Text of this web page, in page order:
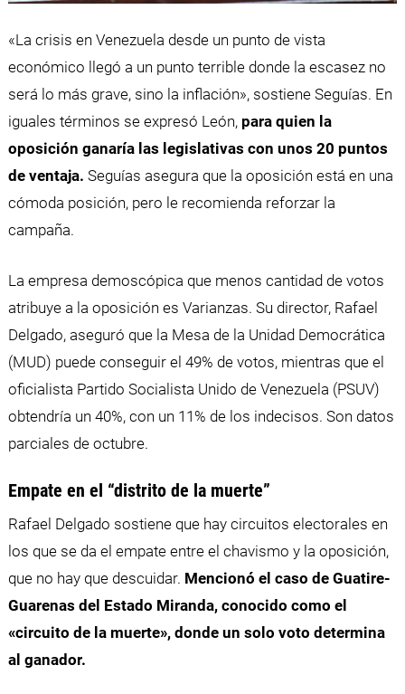
«La crisis en Venezuela desde un punto de vista
económico llegó a un punto terrible donde la escasez no
será lo más grave, sino la inflación», sostiene Seguías. En
iguales términos se expresó León, para quien la
oposición ganaría las legislativas con unos 20 puntos
de ventaja. Seguías asegura que la oposición está en una
cómoda posición, pero le recomienda reforzar la
campaña.
La empresa demoscópica que menos cantidad de votos
atribuye a la oposición es Varianzas. Su director, Rafael
Delgado, aseguró que la Mesa de la Unidad Democrática
(MUD) puede conseguir el 49% de votos, mientras que el
oficialista Partido Socialista Unido de Venezuela (PSUV)
obtendría un 40%, con un 11% de los indecisos. Son datos
parciales de octubre.
Empate en el “distrito de la muerte”
Rafael Delgado sostiene que hay circuitos electorales en
los que se da el empate entre el chavismo y la oposición,
que no hay que descuidar. Mencionó el caso de Guatire-
Guarenas del Estado Miranda, conocido como el
«circuito de la muerte», donde un solo voto determina
al ganador.